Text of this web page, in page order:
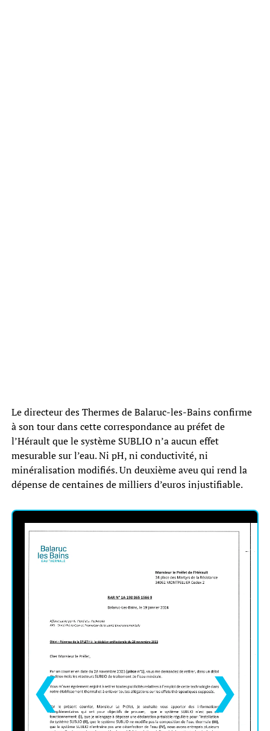
Le directeur des Thermes de Balaruc-les-Bains confirme
à son tour dans cette correspondance au préfet de
l’Hérault que le système SUBLIO n’a aucun effet
mesurable sur l’eau. Ni pH, ni conductivité, ni
minéralisation modifiés. Un deuxième aveu qui rend la
dépense de centaines de milliers d’euros injustifiable.
❮ ❯